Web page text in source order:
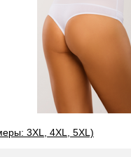
3XL, 4XL, 5XL)